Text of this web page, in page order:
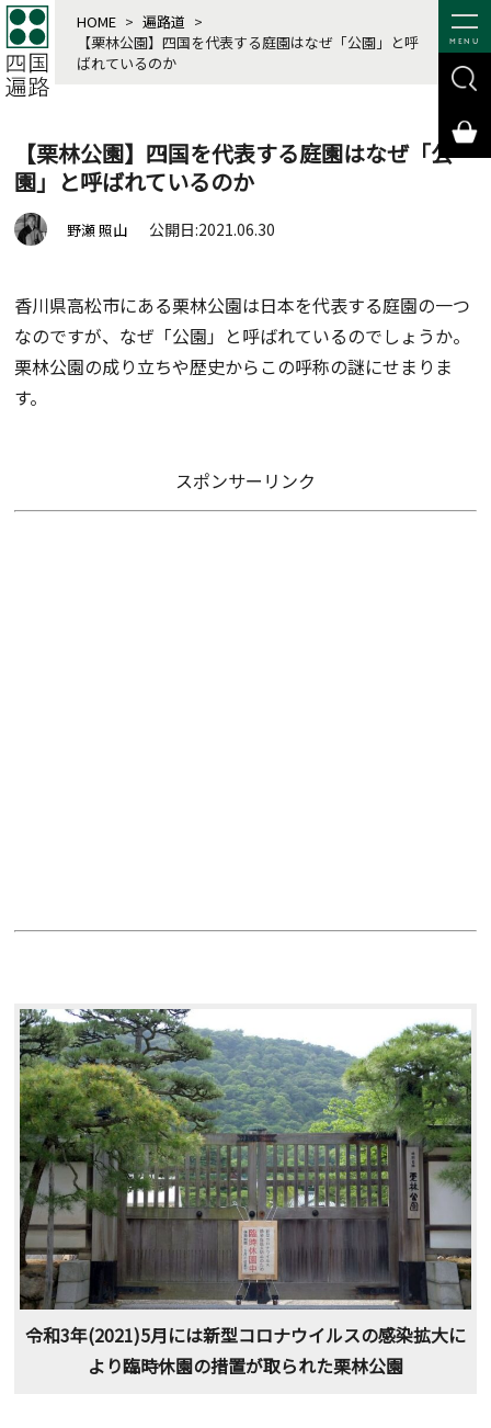
MENU
HOME > 遍路道 >
【栗林公園】四国を代表する庭園はなぜ「公園」と呼
ばれているのか
【栗林公園】四国を代表する庭園はなぜ「公
園」と呼ばれているのか
野瀬 照山 公開日:2021.06.30
香川県高松市にある栗林公園は日本を代表する庭園の一つ
なのですが、なぜ「公園」と呼ばれているのでしょうか。
栗林公園の成り立ちや歴史からこの呼称の謎にせまりま
す。
スポンサーリンク
令和3年(2021)5月には新型コロナウイルスの感染拡大に
より臨時休園の措置が取られた栗林公園